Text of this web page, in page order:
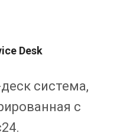
Desk
система,
с